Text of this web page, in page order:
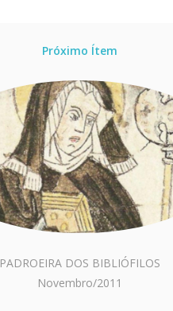
Próximo Ítem
PADROEIRA DOS BIBLIÓFILOS
Novembro/2011